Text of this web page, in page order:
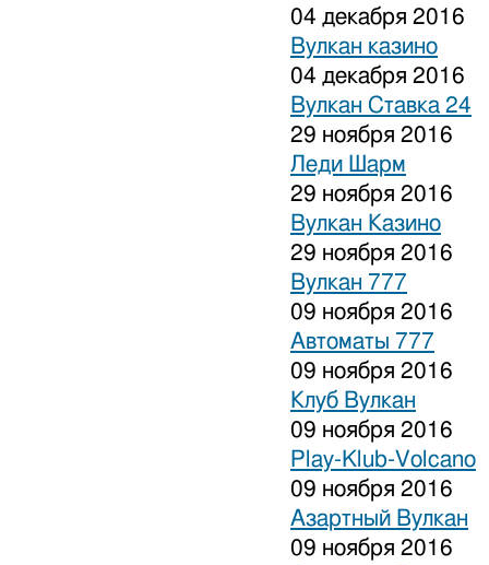
04 декабря 2016
Вулкан казино
04 декабря 2016
Вулкан Ставка 24
29 ноября 2016
Леди Шарм
29 ноября 2016
Вулкан Казино
29 ноября 2016
Вулкан 777
09 ноября 2016
Автоматы 777
09 ноября 2016
Клуб Вулкан
09 ноября 2016
Play-Klub-Volcano
09 ноября 2016
Азартный Вулкан
09 ноября 2016